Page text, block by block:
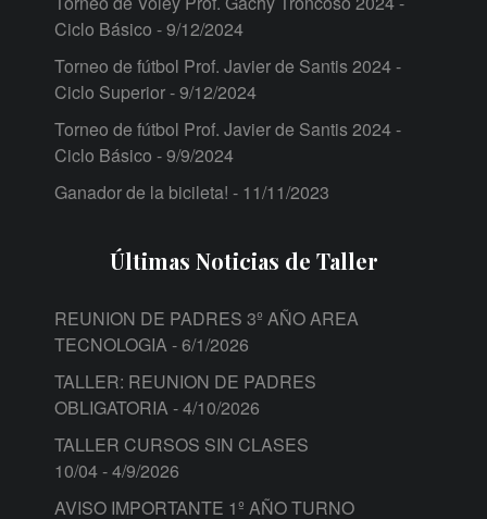
Ciclo Básico - 9/12/2024
Torneo de fútbol Prof. Javier de Santis 2024 -
Ciclo Superior- 9/12/2024
Torneo de fútbol Prof. Javier de Santis 2024 -
Ciclo Básico - 9/9/2024
Ganador de la bicileta! - 11/11/2023
Últimas Noticias de Taller
REUNION DE PADRES 3º AÑO AREA
TECNOLOGIA- 6/1/2026
TALLER: REUNION DE PADRES
OBLIGATORIA- 4/10/2026
TALLER CURSOS SIN CLASES
10/04- 4/9/2026
AVISO IMPORTANTE 1º AÑO TURNO